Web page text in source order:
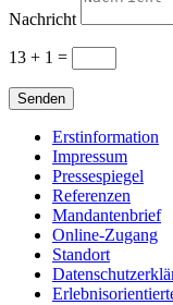
Nachricht
13 + 1 =
Senden
Erstinformation
Impressum
Pressespiegel
Referenzen
Mandantenbrief
Online-Zugang
Standort